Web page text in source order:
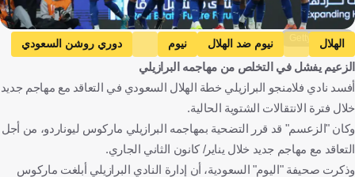
Getty Images
الهلال نيوم ضد الهلال نيوم
دوري روشن السعودي
ماركوس ليوناردو
المملكة العربية السعودية
الزعيم يفشل في التخلص من مهاجمه البرازيلي
أفسد نادي فلامنجو البرازيلي خطة الهلال السعودي في التعاقد مع مهاجم جديد
خلال فترة الانتقالات الشتوية الحالية.
وكان "الزعسم" قد قرر التضحية بمهاجمه البرازيلي ماركوس ليوناردو، من أجل
التعاقد مع مهاجم جديد خلال يناير/ كانون الثاني الجاري.
وذكرت صحيفة "اليوم" السعودية، أن إدارة النادي البرازيلي أبلغت ماركوس